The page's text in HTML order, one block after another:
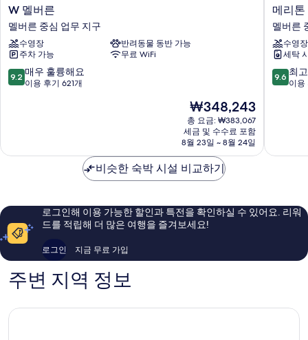
두
보
기
W
멜
버
른
멜
버
른
구
W 멜버른
멜버른 중심 업무 지구
수영장
반려동물 동반 가능
주차 가능
무료 WiFi
10
점
매
해
이
용
621
9.2 매우 훌륭해요
이용 후기 621개
현
재
요
금
₩348,243
₩348,243
총 요금: ₩383,067
세금 및 수수료 포함
8월 23일 ~ 8월 24일
메
리
톤
스
위
트
멜
중
지
구
메리
멜버른
수영장
세탁
10
점
최
이
용
9.6 최
이용
비슷한 숙박 시설 비교하기
로그인해 이용 가능한 할인과 특전을 확인하실 수 있어요. 리워
드를 적립해 더 많은 여행을 즐겨보세요!
로그인 지금 무료 가입
주변 지역 정보